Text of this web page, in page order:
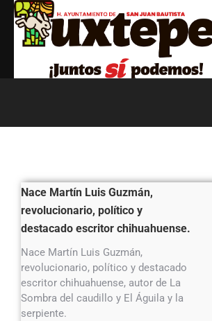
Nace Martín Luis Guzmán,
revolucionario, político y
destacado escritor chihuahuense.
Nace Martín Luis Guzmán,
revolucionario, político y destacado
escritor chihuahuense, autor de La
Sombra del caudillo y El Águila y la
serpiente.